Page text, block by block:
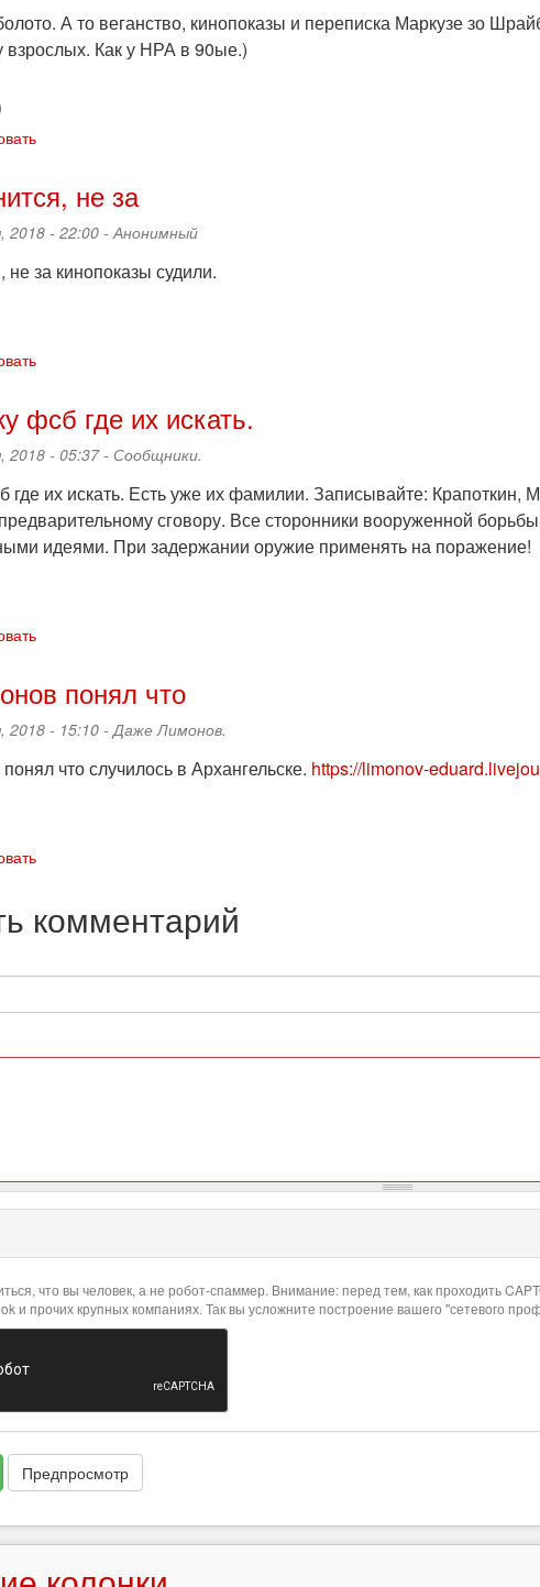
А то веганство, кинопоказы и переписка Маркузе зо
взрослых. Как у НРА в 90ые.)
не за
2018 - 22:00 -Анонимный
за кинопоказы судили.
фсб где их искать.
2018 - 05:37 - Сообщники.
где их искать. Есть уже их фамилии. Записывайте:
сговору. Все сторонники вооруженной
идеями. При задержании оружие применять на поражение!
понял что
2018 - 15:10 -Даже Лимонов.
что случилось в Архангельске. https://limonov-
комментарий
что вы человек, а не робот-спаммер. Внимание: перед тем, как проходить
и прочих крупных компаниях. Так вы усложните построение вашего "сетевого
Предпросмотр